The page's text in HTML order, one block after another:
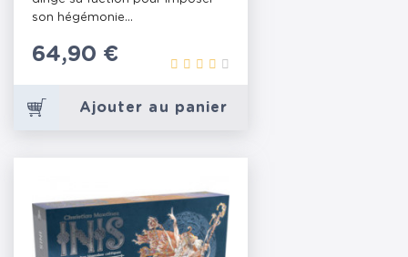
son hégémonie...
Prix
64,90 €
Ajouter au panier